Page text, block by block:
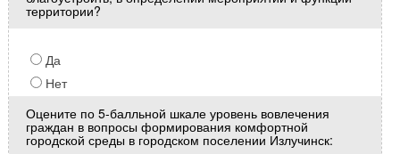
территории?
Да
Нет
Оцените по 5-балльной шкале уровень вовлечения
граждан в вопросы формирования комфортной
городской среды в городском поселении Излучинск: